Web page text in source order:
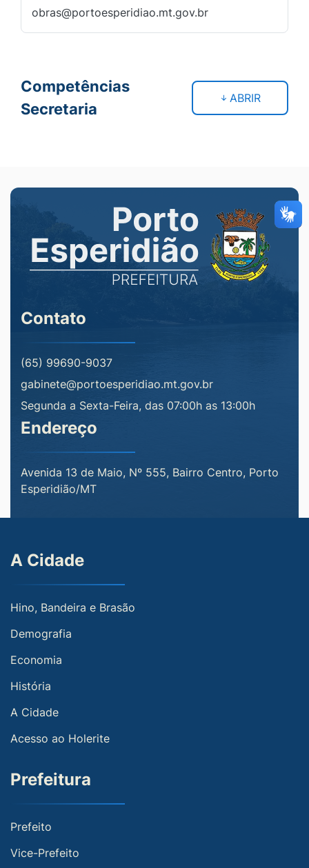
obras@portoesperidiao.mt.gov.br
Competências
Secretaria
ABRIR
Contato
(65) 99690-9037
gabinete@portoesperidiao.mt.gov.br
Segunda a Sexta-Feira, das 07:00h as 13:00h
Endereço
Avenida 13 de Maio, Nº 555, Bairro Centro, Porto
Esperidião/MT
A Cidade
Hino, Bandeira e Brasão
Demografia
Economia
História
A Cidade
Acesso ao Holerite
Prefeitura
Prefeito
Vice-Prefeito